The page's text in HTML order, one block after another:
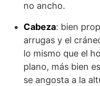
no ancho.
Cabeza: bien
arrugas y el
lo mismo que el
plano, más bien
se angosta a la